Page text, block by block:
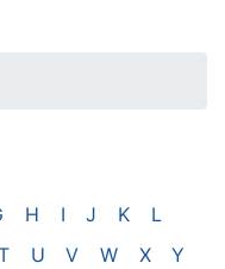
de las visitas.
H I J K
L
U V W X
Y